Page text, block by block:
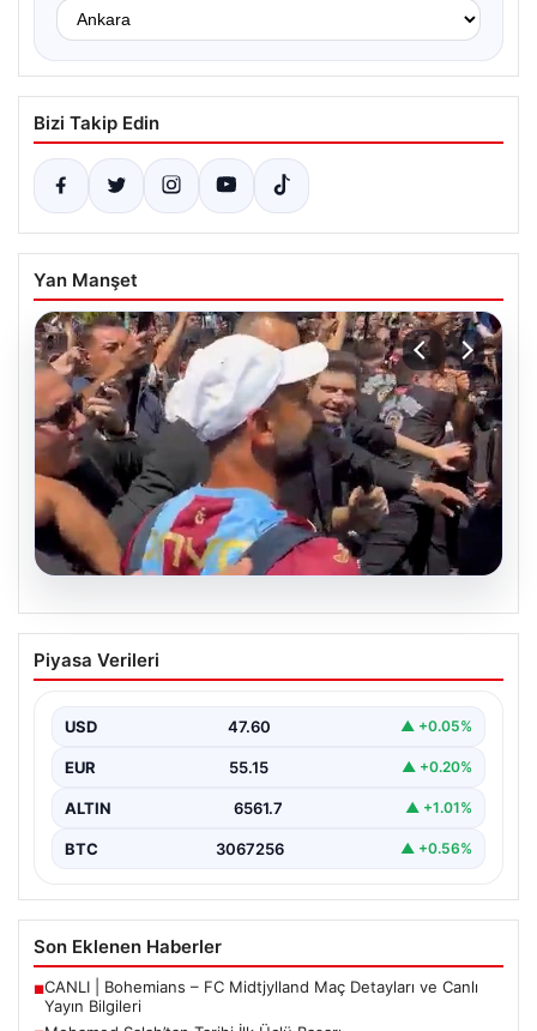
Bizi Takip Edin
Yan Manşet
Galatasaray’da orta sahaya dev isim!
Manchester City’nin yıldızı Tijjani
Piyasa Verileri
USD 47.60 ▲ +0.05%
EUR 55.15 ▲ +0.20%
ALTIN 6561.7 ▲ +1.01%
BTC 3067256 ▲ +0.56%
Son Eklenen Haberler
■CANLI | Bohemians – FC Midtjylland Maç Detayları ve Canlı
Yayın Bilgileri